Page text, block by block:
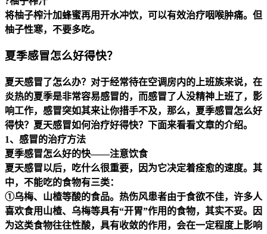
将柚子榨汁加蜂蜜再用开水冲饮，可以有效治疗咽喉肿痛。但
柚子性寒，不要多吃。
夏季感冒怎么好得快？
夏天感冒了怎么办？对于经常待在空调房内的上班族来说，在
炎热的夏季是非常容易感冒的，而感冒了人没精神上班了，影
响工作，感冒突如其来让你措手不及，那么，夏季感冒怎么好
得快？夏天感冒如何治疗好得快？下面来看看文章的介绍。
1、感冒的治疗方法
夏季感冒怎么好的快——注意饮食
夏天感冒以后，吃什么很重要，因为它决定着痊愈的速度。其
中，不能吃的食物有三类：
①乌梅、山楂等酸的食品。热伤风患者由于食欲不佳，许多人
喜欢食用山楂、乌梅等具有“开胃”作用的食物，其实不妥。因
为这类食物往往性酸，具有收敛的作用，会在一定程度上影响